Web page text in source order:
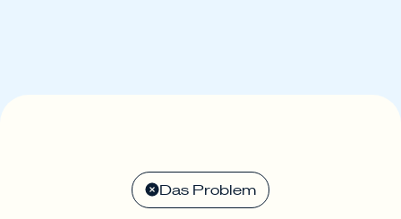
Das Problem